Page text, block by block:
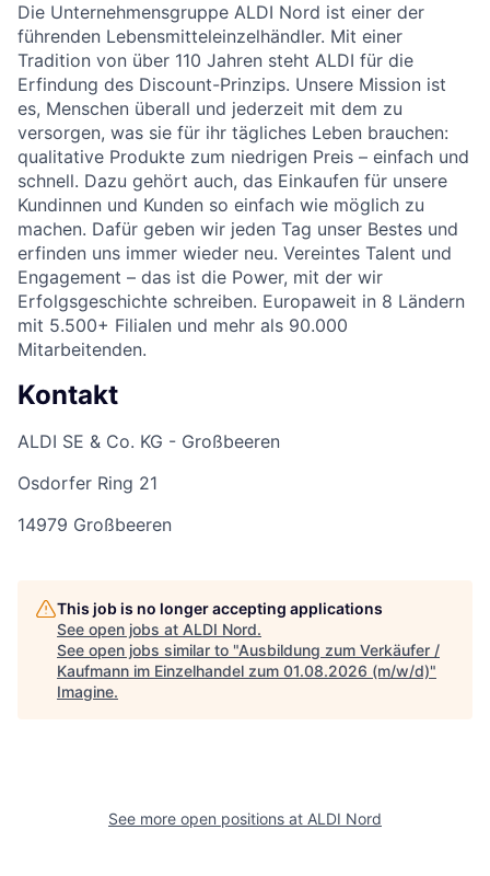
Die Unternehmensgruppe ALDI Nord ist einer der
führenden Lebensmitteleinzelhändler. Mit einer
Tradition von über 110 Jahren steht ALDI für die
Erfindung des Discount-Prinzips. Unsere Mission ist
es, Menschen überall und jederzeit mit dem zu
versorgen, was sie für ihr tägliches Leben brauchen:
qualitative Produkte zum niedrigen Preis – einfach und
schnell. Dazu gehört auch, das Einkaufen für unsere
Kundinnen und Kunden so einfach wie möglich zu
machen. Dafür geben wir jeden Tag unser Bestes und
erfinden uns immer wieder neu. Vereintes Talent und
Engagement – das ist die Power, mit der wir
Erfolgsgeschichte schreiben. Europaweit in 8 Ländern
mit 5.500+ Filialen und mehr als 90.000
Mitarbeitenden.
Kontakt
ALDI SE & Co. KG - Großbeeren
Osdorfer Ring 21
14979 Großbeeren
This job is no longer accepting applications
See open jobs at ALDI Nord.
See open jobs similar to "Ausbildung zum Verkäufer /
Kaufmann im Einzelhandel zum 01.08.2026 (m/w/d)"
Imagine.
See more open positions at ALDI Nord